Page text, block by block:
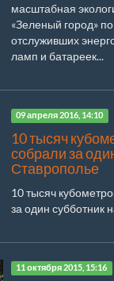
масштабная
«Зеленый город»
отслуживших
ламп и батареек...
09 апреля 2016, 14:10
10 тысяч
собрали за
Ставрополье
10 тысяч
за один субботник
11 октября 2015, 15:16